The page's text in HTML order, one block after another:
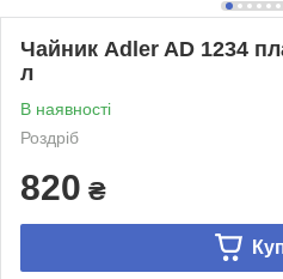
Чайник Adler AD 1234
л
В наявності
Роздріб
820 ₴